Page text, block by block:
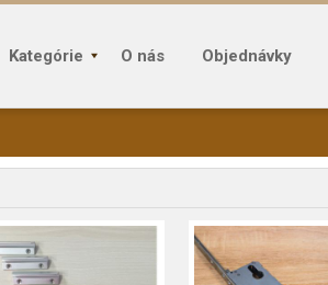
Kategórie O nás Objednávky